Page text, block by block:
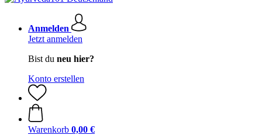
Anmelden
Jetzt anmelden
Bist du neu hier?
Konto erstellen
Warenkorb 0,00 €